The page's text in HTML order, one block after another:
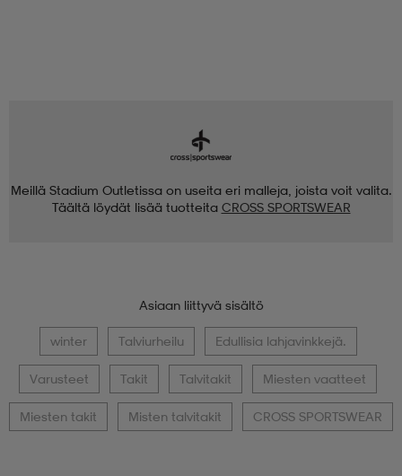
Meillä Stadium Outletissa on useita eri malleja, joista voit valita.
Täältä löydät lisää tuotteita CROSS SPORTSWEAR
Asiaan liittyvä sisältö
winter Talviurheilu Edullisia lahjavinkkejä.
Varusteet Takit Talvitakit Miesten vaatteet
Miesten takit Misten talvitakit CROSS SPORTSWEAR